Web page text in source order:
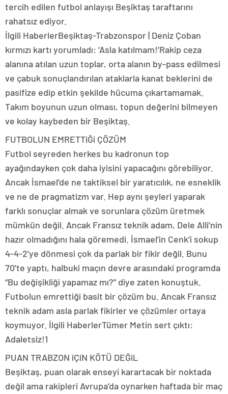
tercih edilen futbol anlayışı Beşiktaş taraftarını
rahatsız ediyor.
İlgili HaberlerBeşiktaş-Trabzonspor | Deniz Çoban
kırmızı kartı yorumladı: ‘Asla katılmam!’Rakip ceza
alanına atılan uzun toplar, orta alanın by-pass edilmesi
ve çabuk sonuçlandırılan ataklarla kanat beklerini de
pasifize edip etkin şekilde hücuma çıkartamamak.
Takım boyunun uzun olması, topun değerini bilmeyen
ve kolay kaybeden bir Beşiktaş.
FUTBOLUN EMRETTiĞi ÇÖZÜM
Futbol seyreden herkes bu kadronun top
ayağındayken çok daha iyisini yapacağını görebiliyor.
Ancak İsmael’de ne taktiksel bir yaratıcılık, ne esneklik
ve ne de pragmatizm var. Hep aynı şeyleri yaparak
farklı sonuçlar almak ve sorunlara çözüm üretmek
mümkün değil. Ancak Fransız teknik adam, Dele Alli’nin
hazır olmadığını hala göremedi. İsmael’in Cenk’i sokup
4-4-2’ye dönmesi çok da parlak bir fikir değil. Bunu
70’te yaptı, halbuki maçın devre arasındaki programda
“Bu değişikliği yapamaz mı?” diye zaten konuştuk.
Futbolun emrettiği basit bir çözüm bu. Ancak Fransız
teknik adam asla parlak fikirler ve çözümler ortaya
koymuyor. İlgili HaberlerTümer Metin sert çıktı:
Adaletsiz!1
PUAN TRABZON iÇiN KÖTÜ DEĞiL
Beşiktaş, puan olarak enseyi karartacak bir noktada
değil ama rakipleri Avrupa’da oynarken haftada bir maç